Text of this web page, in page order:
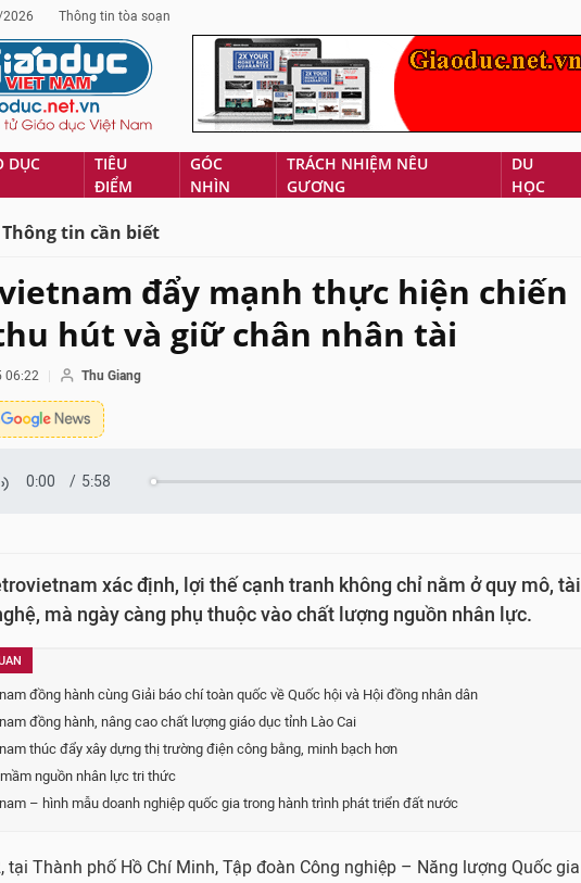
Thông tin tòa soạn
DỤC
TIÊU
ĐIỂM
GÓC
NHÌN
TRÁCH NHIỆM NÊU
GƯƠNG
DU
HỌC
Thông tin cần biết
đẩy mạnh thực hiện chiến
hút và giữ chân nhân tài
06:22 Thu Giang
0:00 / 5:58
xác định, lợi thế cạnh tranh không chỉ nằm ở quy mô,
mà ngày càng phụ thuộc vào chất lượng nguồn nhân lực.
đồng hành cùng Giải báo chí toàn quốc về Quốc hội và Hội đồng nhân dân
đồng hành, nâng cao chất lượng giáo dục tỉnh Lào Cai
thúc đẩy xây dựng thị trường điện công bằng, minh bạch hơn
nguồn nhân lực tri thức
– hình mẫu doanh nghiệp quốc gia trong hành trình phát triển đất nước
tại Thành phố Hồ Chí Minh, Tập đoàn Công nghiệp – Năng lượng Quốc